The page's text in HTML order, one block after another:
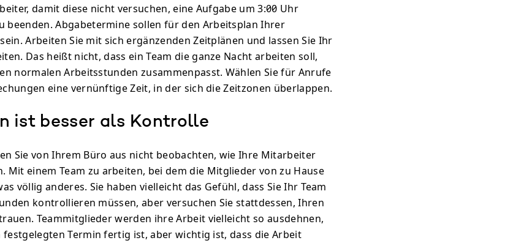
damit diese nicht versuchen, eine Aufgabe um 3:00 Uhr
beenden. Abgabetermine sollen für den Arbeitsplan Ihrer
Arbeiten Sie mit sich ergänzenden Zeitplänen und lassen Sie Ihr
Das heißt nicht, dass ein Team die ganze Nacht arbeiten soll,
normalen Arbeitsstunden zusammenpasst. Wählen Sie für Anrufe
eine vernünftige Zeit, in der sich die Zeitzonen überlappen.
ist besser als Kontrolle
Sie von Ihrem Büro aus nicht beobachten, wie Ihre Mitarbeiter
Mit einem Team zu arbeiten, bei dem die Mitglieder von zu Hause
völlig anderes. Sie haben vielleicht das Gefühl, dass Sie Ihr Team
kontrollieren müssen, aber versuchen Sie stattdessen, Ihren
Teammitglieder werden ihre Arbeit vielleicht so ausdehnen,
festgelegten Termin fertig ist, aber wichtig ist, dass die Arbeit